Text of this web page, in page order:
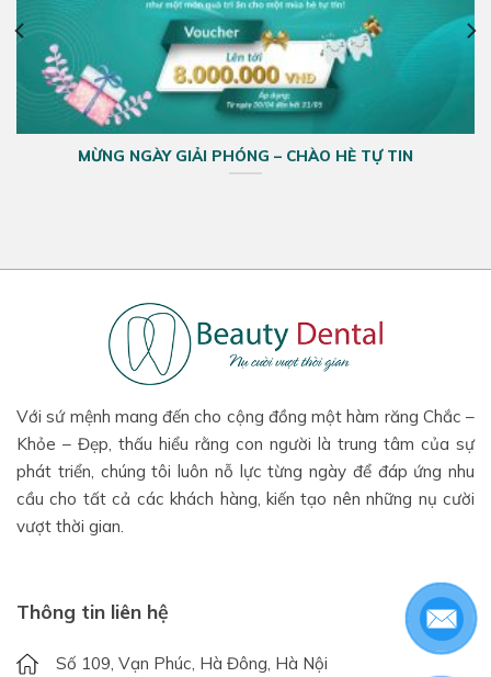
MỪNG NGÀY GIẢI PHÓNG – CHÀO HÈ TỰ TIN
Với sứ mệnh mang đến cho cộng đồng một hàm răng Chắc –
Khỏe – Đẹp, thấu hiểu rằng con người là trung tâm của sự
phát triển, chúng tôi luôn nỗ lực từng ngày để đáp ứng nhu
cầu cho tất cả các khách hàng, kiến tạo nên những nụ cười
vượt thời gian.
Thông tin liên hệ
Số 109, Vạn Phúc, Hà Đông, Hà Nội